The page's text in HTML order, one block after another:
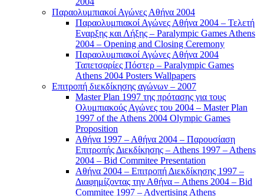
Παραολυμπιακοί Αγώνες Αθήνα 2004
Παραολυμπιακοί Αγώνες Αθήνα 2004 – Τελετή
Εναρξης και Λήξης – Paralympic Games Athens
2004 – Opening and Closing Ceremony
Παραολυμπιακοί Αγώνες Αθήνα 2004
Ταπετσαρίες Πόστερ – Paralympic Games
Athens 2004 Posters Wallpapers
Επιτροπή διεκδίκησης αγώνων – 2007
Master Plan 1997 της πρότασης για τους
Ολυμπιακούς Αγώνες του 2004 – Master Plan
1997 of the Athens 2004 Olympic Games
Proposition
Αθήνα 1997 – Αθήνα 2004 – Παρουσίαση
Επιτροπής Διεκδίκησης – Athens 1997 – Athens
2004 – Bid Commitee Presentation
Αθήνα 2004 – Επιτροπή Διεκδίκησης 1997 –
Διαφημίζοντας την Αθήνα – Athens 2004 – Bid
Commitee 1997 – Advertising Athens